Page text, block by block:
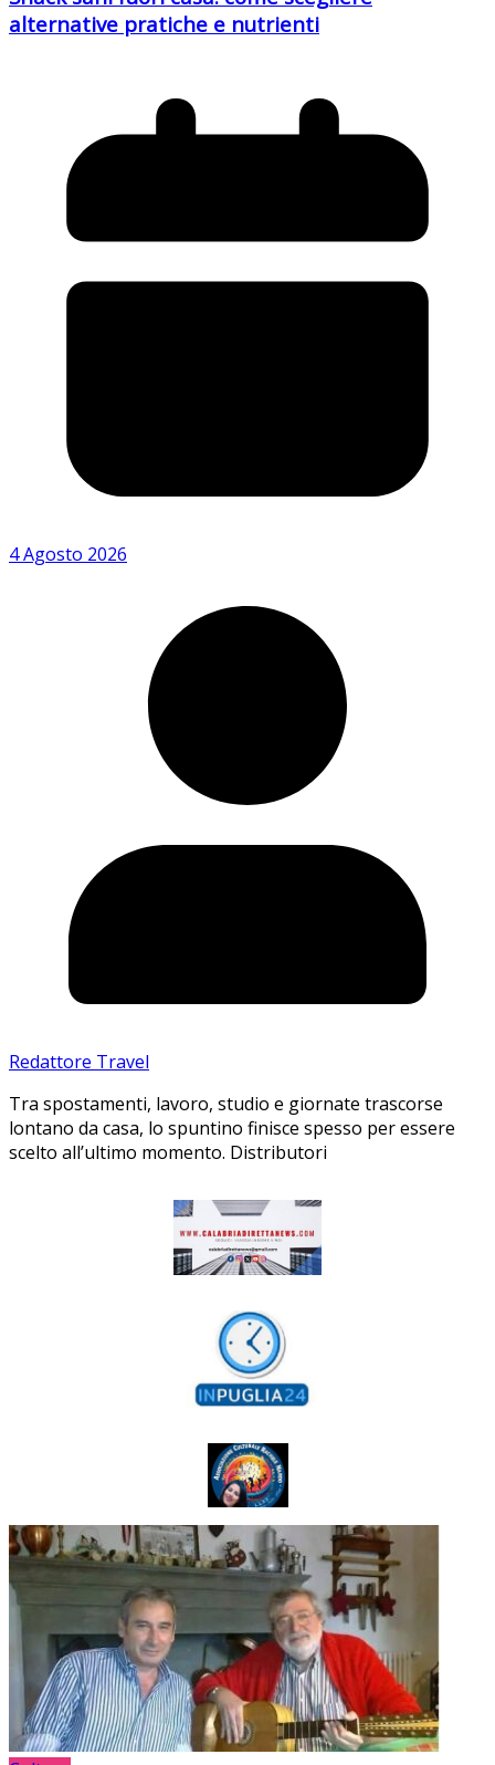
alternative pratiche e nutrienti
4 Agosto 2026
Redattore Travel
Tra spostamenti, lavoro, studio e giornate trascorse
lontano da casa, lo spuntino finisce spesso per essere
scelto all’ultimo momento. Distributori